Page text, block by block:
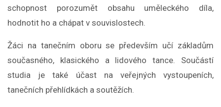
schopnost porozumět obsahu uměleckého díla,
hodnotit ho a chápat v souvislostech.
Žáci na tanečním oboru se především učí základům
současného, klasického a lidového tance. Součástí
studia je také účast na veřejných vystoupeních,
tanečních přehlídkách a soutěžích.